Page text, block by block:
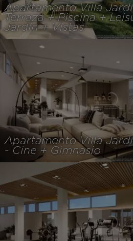
Apartamento Villa
Terraza + Piscina +
Jardín + Vistas
Apartamento Villa
- Cine + Gimnasio